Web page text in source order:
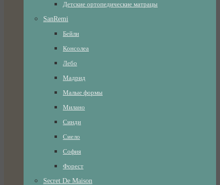
Детские ортопедические матрацы
SanRemi
Бейли
Консолеа
Лебо
Мадрид
Малые формы
Милано
Синди
Сиело
София
Форест
Secret De Maison